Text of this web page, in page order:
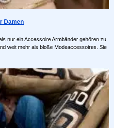
Damen
nur ein Accessoire Armbänder gehören zu
weit mehr als bloße Modeaccessoires. Sie